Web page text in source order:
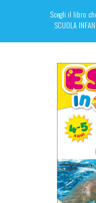
Scegli il libro
SCUOLA